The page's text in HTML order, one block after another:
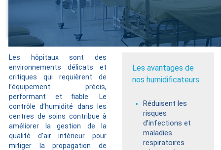
Les hôpitaux sont des
environnements délicats et
critiques qui requièrent de
l’équipement précis,
performant et fiable. Le
contrôle d’humidité dans les
centres de soins contribue à
améliorer la gestion de la
qualité d’air intérieur pour
mitiger la propagation de
Les avantages de
nos humidificateurs :
Réduisent les
risques
d’infections et
maladies
respiratoires